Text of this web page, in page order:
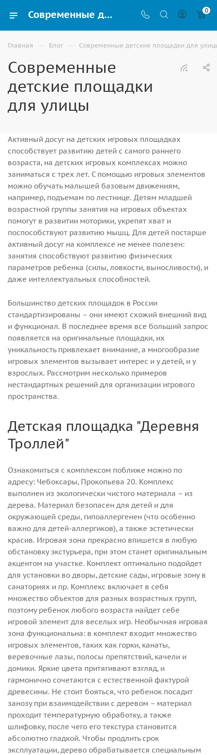
Современные детские площадки для улицы | Обзор от ВИНКО г. Москва 0
Главная — Блог — Современные детские площадки для
Современные
детские площадки
для улицы
Активный досуг на детских игровых площадках
способствует развитию детей с самого раннего
возраста, на детских игровых комплексах можно
заниматься с трех лет. С помощью игровых элементов
можно обучать малышей базовым движениям,
например, подъемам по лестнице. Детям младшей
возрастной группы занятия на игровых объектах
помогут в развитии моторики, укрепят хват и
поспособствуют развитию мышц. Для детей постарше
активный досуг на комплексе не менее полезен:
занятия способствуют развитию физических
параметров ребенка (силы, ловкости, выносливости), и
даже интеллектуальных способностей.
Большинство детских площадок в России
стандартизированы – они имеют схожий внешний вид
и функционал. В последнее время все больший запрос
появляется на оригинальные площадки, их
уникальность привлекает внимание, а многообразие
игровых элементов вызывает интерес и у детей, и у
взрослых. Рассмотрим несколько примеров
нестандартных решений для организации игрового
пространства.
Детская площадка "Деревня
Троллей"
Ознакомиться с комплексом поближе можно по
адресу: Чебоксары, Прокопьева 20. Комплекс
выполнен из экологически чистого материала – из
дерева. Материал безопасен для детей и для
окружающей среды, гипоаллергенен (что особенно
важно для детей-аллергиков), а также эстетически
красив. Игровая зона прекрасно впишется в любую
обстановку экстурьера, при этом станет оригинальным
акцентом на участке. Комплект оптимально подойдет
для установки во дворы, детские сады, игровые зону в
санаториях и пр. Комплекс включает в себя
множество объектов для разных возрастных групп,
поэтому ребенок любого возраста найдет себе
игровой элемент для веселых игр. Необычная игровая
зона функциональна: в комплект входит множество
игровых элементов, таких как горки, канаты,
веревочные лазы, полосы препятствий, качели и
домики. Яркие цвета притягивают взгляд, и
гармонично сочетаются с естественной фактурой
древесины. Не стоит бояться, что ребенок посадит
занозу при взаимодействии с деревом – материал
проходит температурную обработку, а также
шлифовку, после чего его текстура становится
абсолютно гладкой. Чтобы продлить срок
эксплуатации, дерево обрабатывается специальным